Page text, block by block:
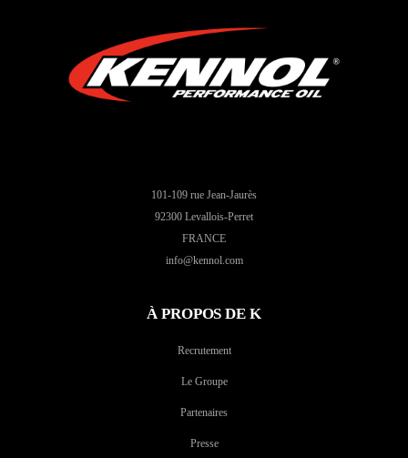
101-109 rue Jean-Jaurès
92300 Levallois-Perret
FRANCE
info@kennol.com
À PROPOS DE K
Recrutement
Le Groupe
Partenaires
Presse